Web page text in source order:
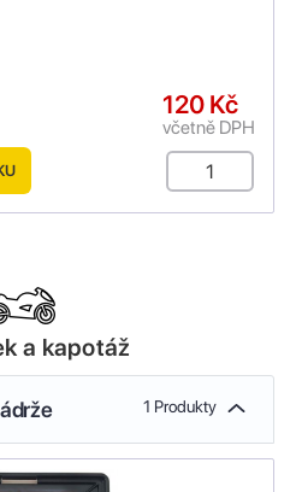
120 Kč
včetně DPH
a kapotáž
1 Produkty